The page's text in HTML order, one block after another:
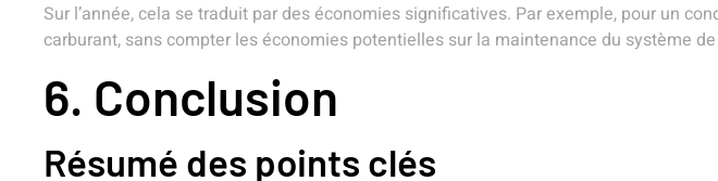
Sur l’année, cela se traduit par des économies significatives. Par exemple, pour un
carburant, sans compter les économies potentielles sur la maintenance du système
6. Conclusion
Résumé des points clés